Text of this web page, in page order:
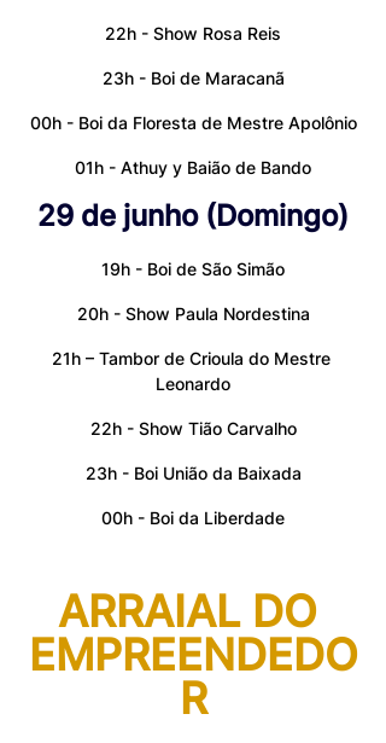
22h - Show Rosa Reis
23h - Boi de Maracanã
00h - Boi da Floresta de Mestre Apolônio
01h - Athuy y Baião de Bando
29 de junho (Domingo)
19h - Boi de São Simão
20h - Show Paula Nordestina
21h – Tambor de Crioula do Mestre
Leonardo
22h - Show Tião Carvalho
23h - Boi União da Baixada
00h - Boi da Liberdade
ARRAIAL DO
EMPREENDEDO
R